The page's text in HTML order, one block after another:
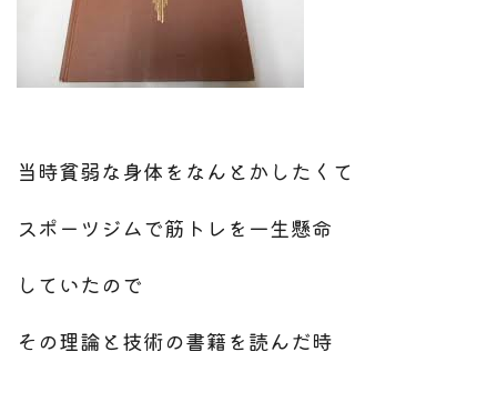
当時貧弱な身体をなんとかしたくて
スポーツジムで筋トレを一生懸命
していたので
その理論と技術の書籍を読んだ時